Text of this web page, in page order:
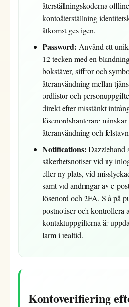
återställningskoderna
kontoåterställning
åtkomst ges igen.
Password: Använd ett
12 tecken med en
bokstäver, siffror och
återanvändning mellan
ordlistor och
direkt efter misstänkt
lösenordshanterare
återanvändning och
Notifications: Dazzlehand
säkerhetsnotiser vid ny
eller ny plats, vid
samt vid ändringar av e-
lösenord och 2FA. Slå på
postnotiser och kontrollera
kontaktuppgifterna är
larm i realtid.
Kontoverifiering